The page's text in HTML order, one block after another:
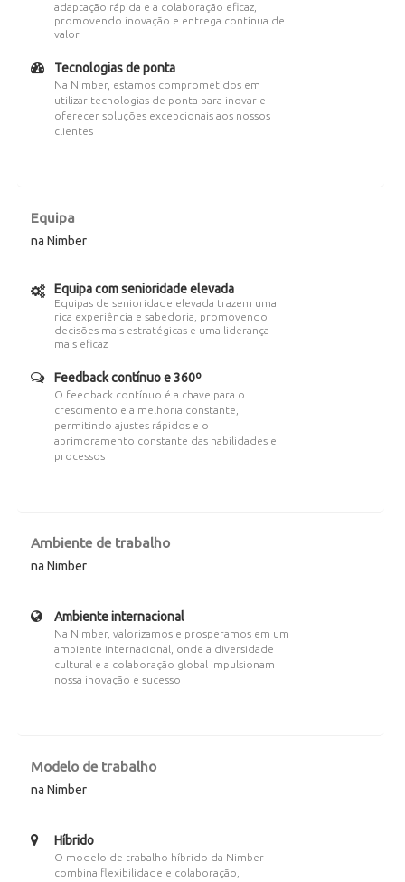
adaptação rápida e a colaboração eficaz,
promovendo inovação e entrega contínua de
valor
Tecnologias de ponta
Na Nimber, estamos comprometidos em
utilizar tecnologias de ponta para inovar e
oferecer soluções excepcionais aos nossos
clientes
Equipa
na Nimber
Equipa com senioridade elevada
Equipas de senioridade elevada trazem uma
rica experiência e sabedoria, promovendo
decisões mais estratégicas e uma liderança
mais eficaz
Feedback contínuo e 360º
O feedback contínuo é a chave para o
crescimento e a melhoria constante,
permitindo ajustes rápidos e o
aprimoramento constante das habilidades e
processos
Ambiente de trabalho
na Nimber
Ambiente internacional
Na Nimber, valorizamos e prosperamos em um
ambiente internacional, onde a diversidade
cultural e a colaboração global impulsionam
nossa inovação e sucesso
Modelo de trabalho
na Nimber
Híbrido
O modelo de trabalho híbrido da Nimber
combina flexibilidade e colaboração,